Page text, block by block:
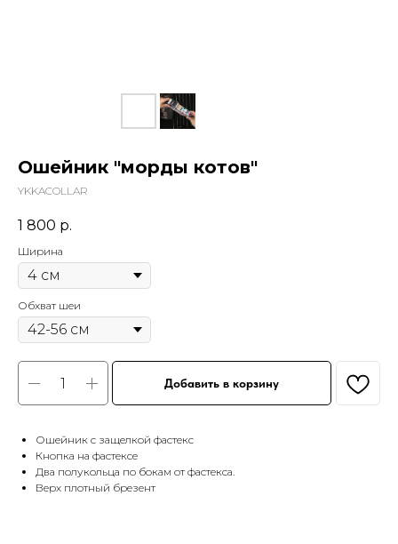
Ошейник "морды котов"
YKKACOLLAR
1 800 р.
Ширина
Обхват шеи
Добавить в корзину
Ошейник с защелкой фастекс
Кнопка на фастексе
Два полукольца по бокам от фастекса.
Верх плотный брезент